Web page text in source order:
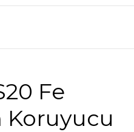
Fe
Koruyucu